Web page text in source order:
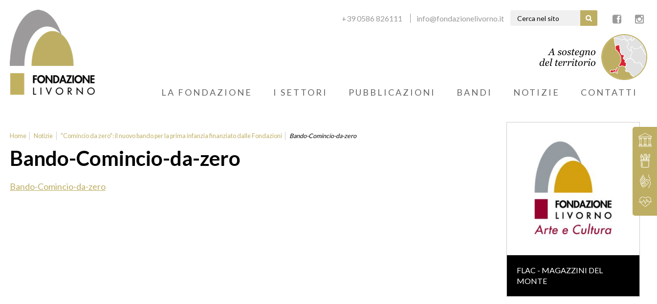
+39 0586 826111 info@fondazionelivorno.it
LA FONDAZIONE I SETTORI PUBBLICAZIONI BANDI NOTIZIE CONTATTI
Home Notizie "Comincio da zero": il nuovo bando per la prima infanzia finanziato dalle Fondazioni Bando-Comincio-da-zero
Bando-Comincio-da-zero
Bando-Comincio-da-zero
FLAC - MAGAZZINI DEL
MONTE